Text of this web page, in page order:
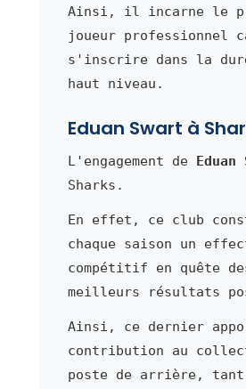
Ainsi, il incarne le
joueur professionnel
s'inscrire dans la
haut niveau.
Eduan Swart à
L'engagement de Eduan
Sharks.
En effet, ce club
chaque saison un
compétitif en quête
meilleurs résultats
Ainsi, ce dernier
contribution au
poste de arrière, tant